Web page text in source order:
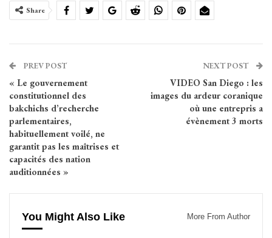
Share
PREV POST
« Le gouvernement
constitutionnel des
bakchichs d’recherche
parlementaires,
habituellement voilé, ne
garantit pas les maîtrises et
capacités des nation
auditionnées »
NEXT POST
VIDEO San Diego : les
images du ardeur coranique
où une entrepris a
évènement 3 morts
You Might Also Like More From Author